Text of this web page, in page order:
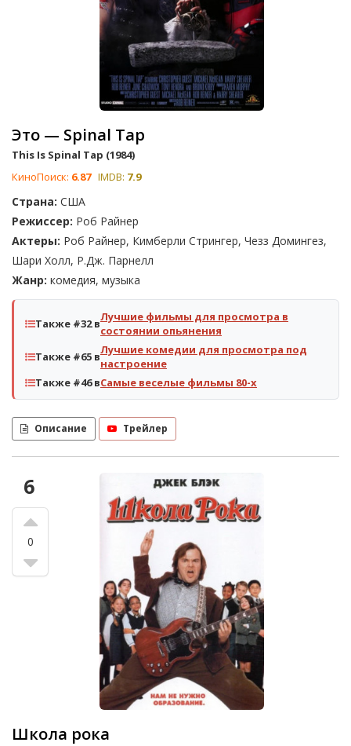
Это — Spinal Tap
This Is Spinal Tap (1984)
КиноПоиск: 6.87 IMDB: 7.9
Страна: США
Режиссер: Роб Райнер
Актеры: Роб Райнер, Кимберли Стрингер, Чезз Домингез,
Шари Холл, Р.Дж. Парнелл
Жанр: комедия, музыка
Также #32 вЛучшие фильмы для просмотра в
состоянии опьянения
Также #65 вЛучшие комедии для просмотра под
настроение
Также #46 вСамые веселые фильмы 80-х
Описание Трейлер
6
0
Школа рока